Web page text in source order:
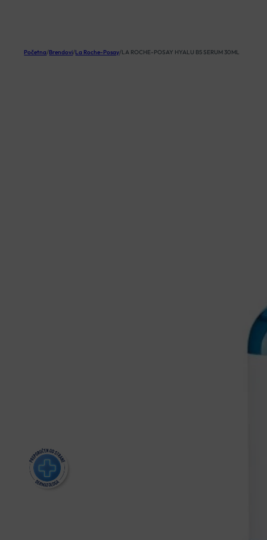
Početna/Brendovi/La Roche-Posay/LA ROCHE-POSAY HYALU B5 SERUM 30ML